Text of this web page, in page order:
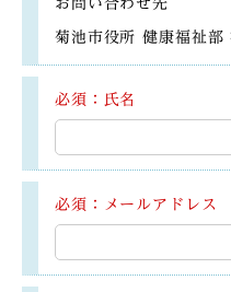
菊池市役所 健康福祉部
必須：氏名
必須：メールアドレス